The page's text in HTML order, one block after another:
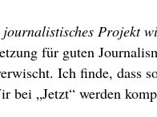
Projekt
für guten
Ich finde, dass
bei „Jetzt“ werden